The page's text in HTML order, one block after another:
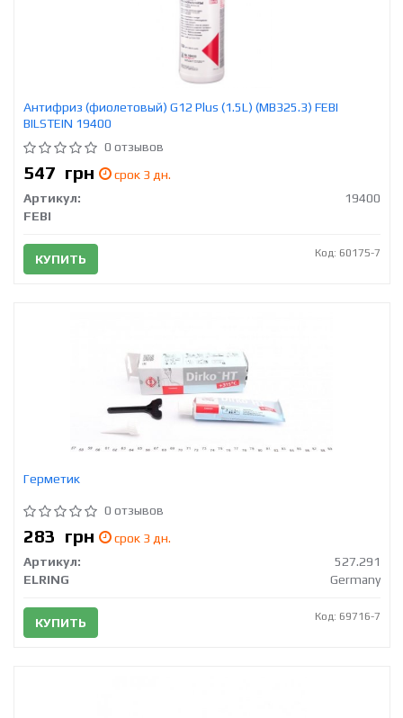
Антифриз (фиолетовый) G12 Plus (1.5L) (MB325.3) FEBI
BILSTEIN 19400
0 отзывов
547 грн
срок 3 дн.
Артикул:
19400
FEBI
КУПИТЬ Код: 60175-7
Герметик
0 отзывов
283 грн
срок 3 дн.
Артикул:
527.291
ELRING
Germany
КУПИТЬ Код: 69716-7